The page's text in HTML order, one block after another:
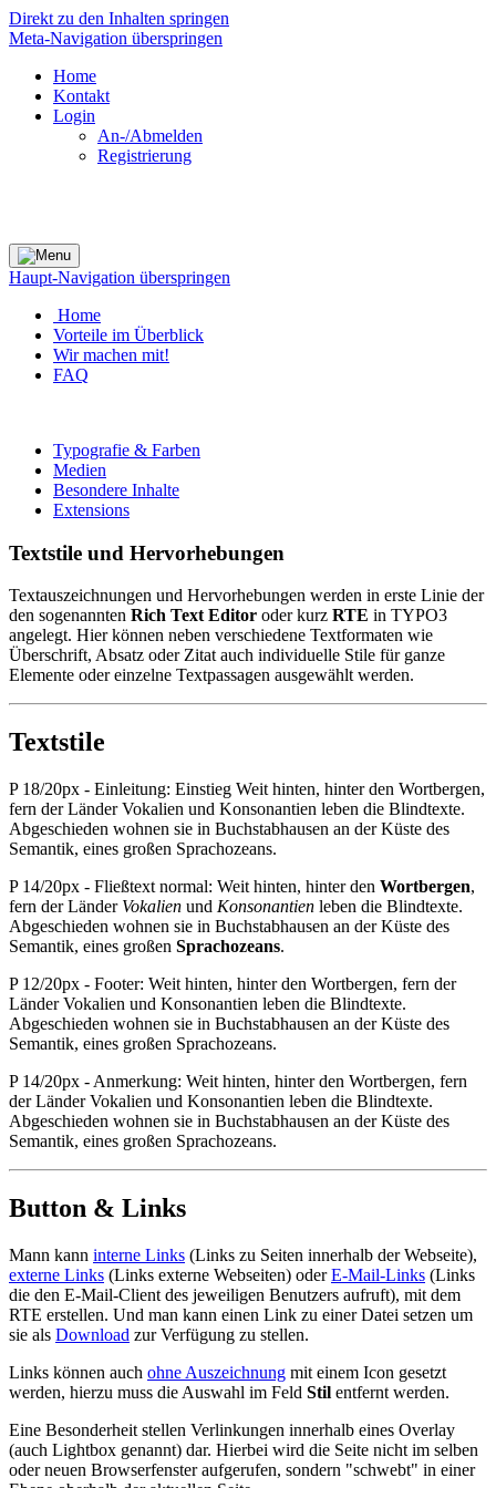
Direkt zu den Inhalten springen
Meta-Navigation überspringen
Home
Kontakt
Login
An-/Abmelden
Registrierung
Haupt-Navigation überspringen
Home
Vorteile im Überblick
Wir machen mit!
FAQ
Typografie & Farben
Medien
Besondere Inhalte
Extensions
Textstile und Hervorhebungen
Textauszeichnungen und Hervorhebungen werden in erste Linie der
den sogenannten Rich Text Editor oder kurz RTE in TYPO3
angelegt. Hier können neben verschiedene Textformaten wie
Überschrift, Absatz oder Zitat auch individuelle Stile für ganze
Elemente oder einzelne Textpassagen ausgewählt werden.
Textstile
P 18/20px - Einleitung: Einstieg Weit hinten, hinter den Wortbergen,
fern der Länder Vokalien und Konsonantien leben die Blindtexte.
Abgeschieden wohnen sie in Buchstabhausen an der Küste des
Semantik, eines großen Sprachozeans.
P 14/20px - Fließtext normal: Weit hinten, hinter den Wortbergen,
fern der Länder Vokalien und Konsonantien leben die Blindtexte.
Abgeschieden wohnen sie in Buchstabhausen an der Küste des
Semantik, eines großen Sprachozeans.
P 12/20px - Footer: Weit hinten, hinter den Wortbergen, fern der
Länder Vokalien und Konsonantien leben die Blindtexte.
Abgeschieden wohnen sie in Buchstabhausen an der Küste des
Semantik, eines großen Sprachozeans.
P 14/20px - Anmerkung: Weit hinten, hinter den Wortbergen, fern
der Länder Vokalien und Konsonantien leben die Blindtexte.
Abgeschieden wohnen sie in Buchstabhausen an der Küste des
Semantik, eines großen Sprachozeans.
Button & Links
Mann kann interne Links (Links zu Seiten innerhalb der Webseite),
externe Links (Links externe Webseiten) oderE-Mail-Links (Links
die den E-Mail-Client des jeweiligen Benutzers aufruft), mit dem
RTE erstellen. Und man kann einen Link zu einer Datei setzen um
sie als Download zur Verfügung zu stellen.
Links können auch ohne Auszeichnung mit einem Icon gesetzt
werden, hierzu muss die Auswahl im Feld Stil entfernt werden.
Eine Besonderheit stellen Verlinkungen innerhalb eines Overlay
(auch Lightbox genannt) dar. Hierbei wird die Seite nicht im selben
oder neuen Browserfenster aufgerufen, sondern "schwebt" in einer